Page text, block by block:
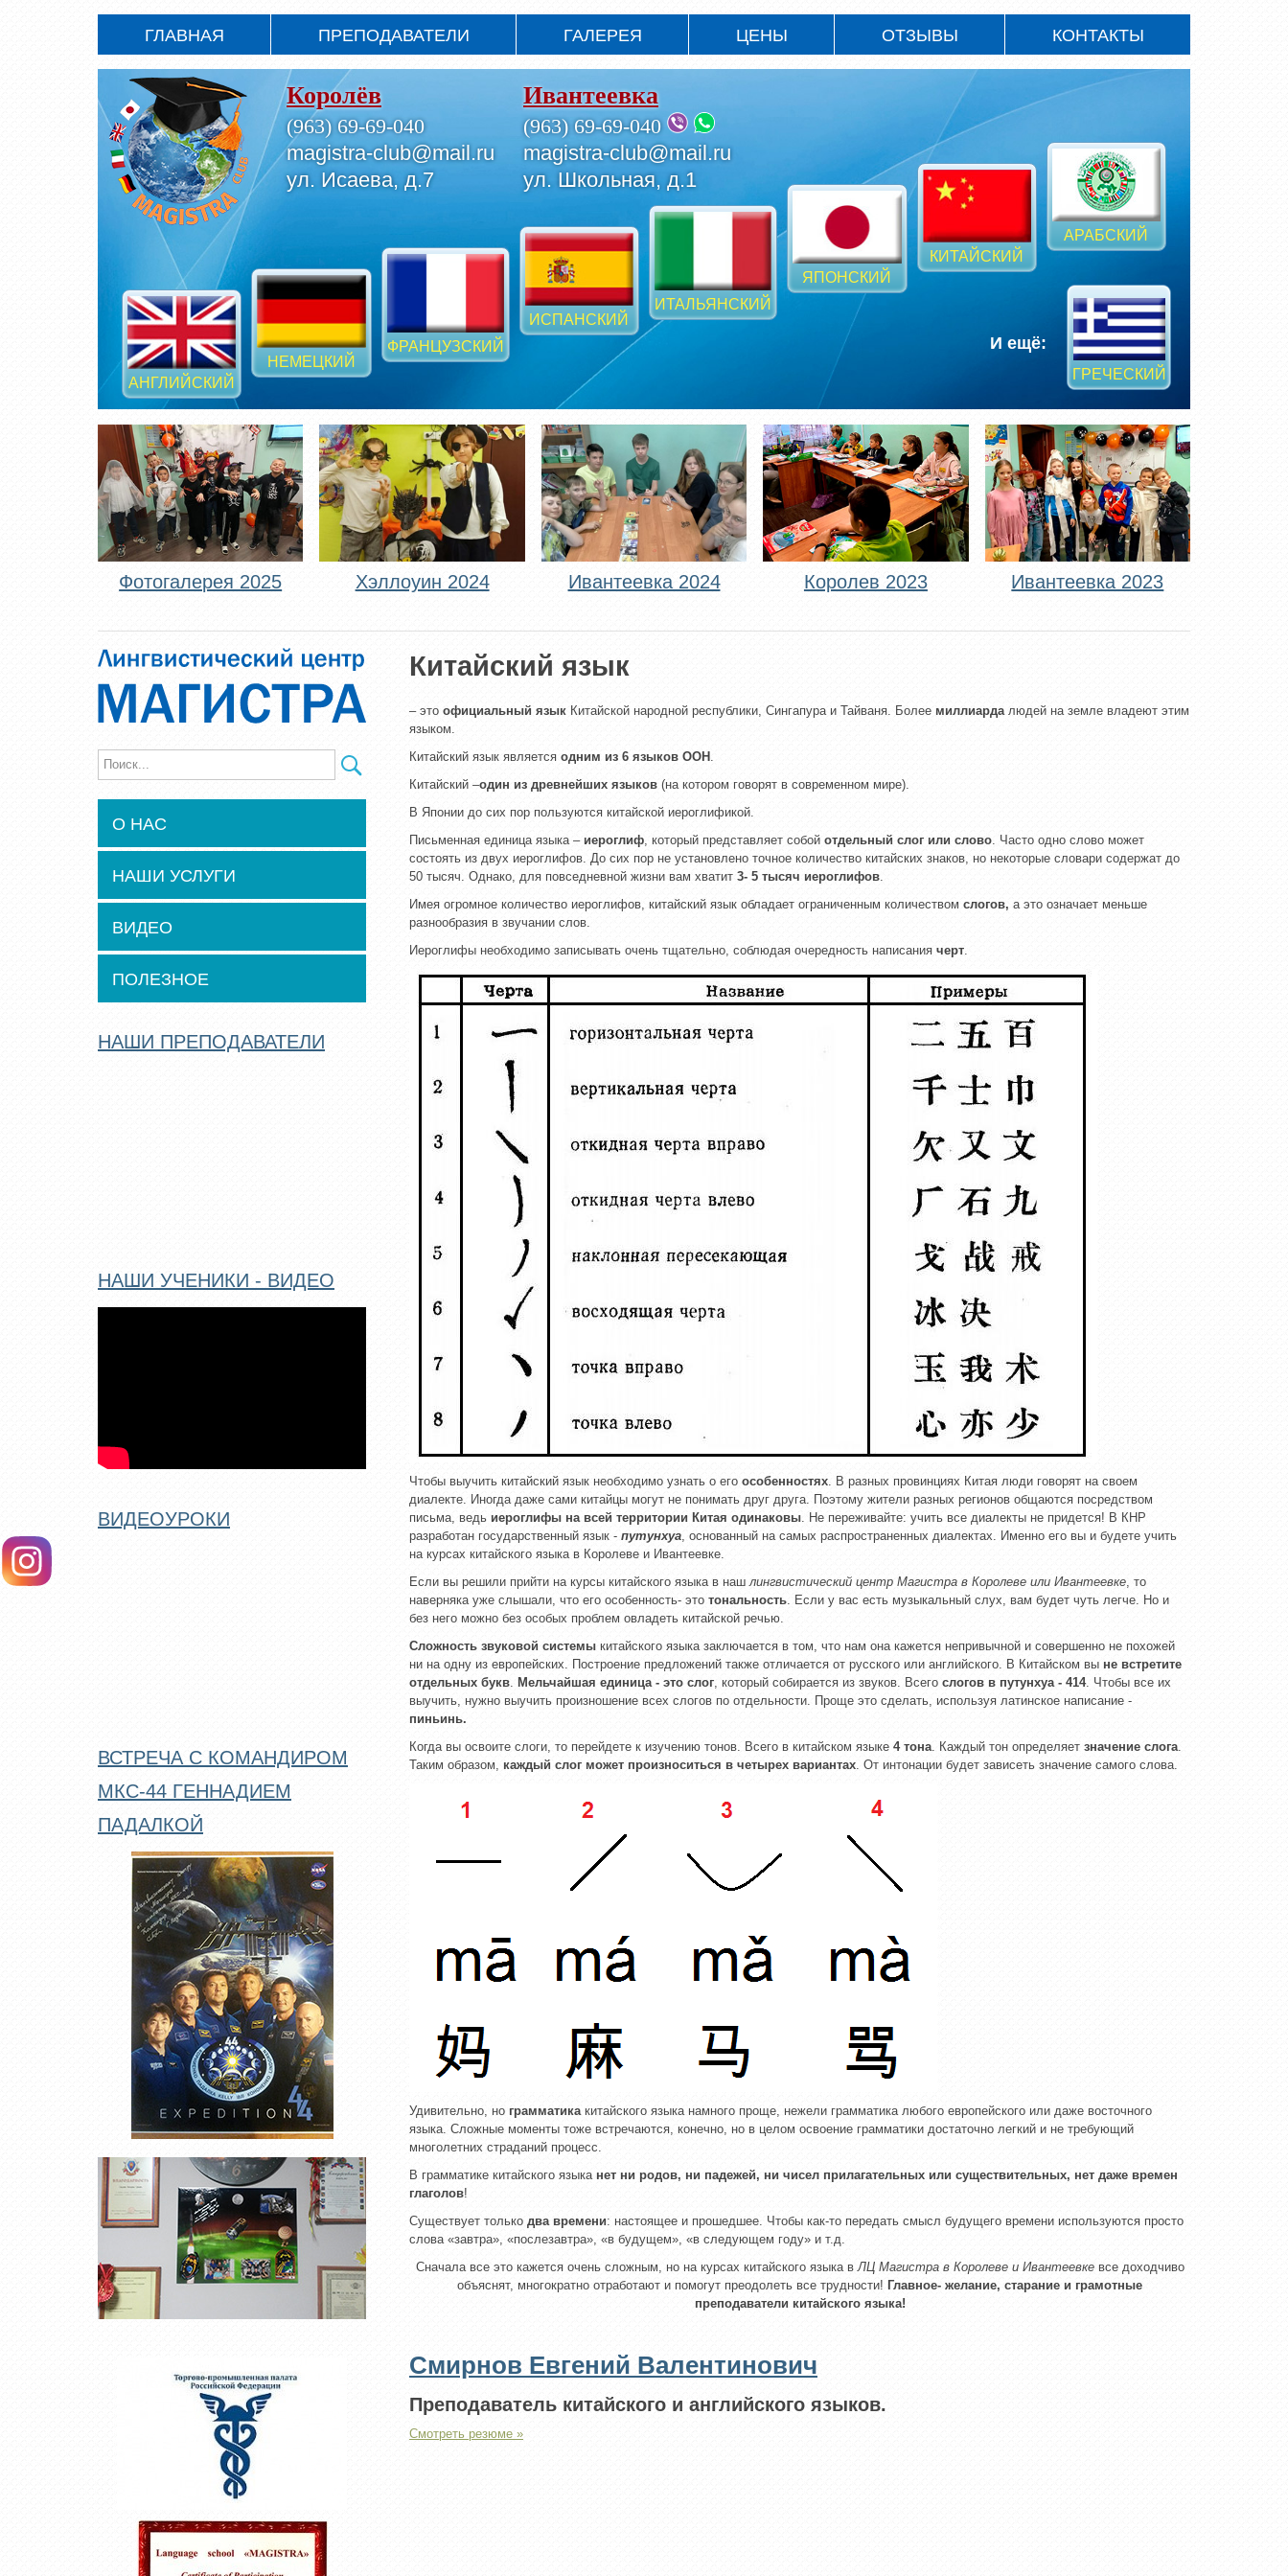
ГЛАВНАЯ ПРЕПОДАВАТЕЛИ ГАЛЕРЕЯ ЦЕНЫ ОТЗЫВЫ КОНТАКТЫ
АНГЛИЙСКИЙ
НЕМЕЦКИЙ
ФРАНЦУЗСКИЙ
ИСПАНСКИЙ
ИТАЛЬЯНСКИЙ
ЯПОНСКИЙ
КИТАЙСКИЙ
АРАБСКИЙ
И ещё:
ГРЕЧЕСКИЙ
Королёв
(963) 69-69-040
magistra-club@mail.ru
ул. Исаева, д.7
Ивантеевка
(963) 69-69-040
magistra-club@mail.ru
ул. Школьная, д.1
Фотогалерея 2025 Хэллоуин 2024 Ивантеевка 2024 Королев 2023 Ивантеевка 2023
Китайский язык
– это официальный язык Китайской народной республики, Сингапура и Тайваня. Более миллиарда людей на земле владеют этим
языком.
Китайский язык является одним из 6 языков ООН
Китайский –один из древнейших языков (на котором говорят в современном мире).
В Японии до сих пор пользуются китайской иероглификой.
Письменная единица языка – иероглиф , который представляет собой отдельный слог или слово . Часто одно слово может
состоять из двух иероглифов. До сих пор не установлено точное количество китайских знаков, но некоторые словари содержат до
50 тысяч. Однако, для повседневной жизни вам хватит 3- 5 тысяч иероглифов
Имея огромное количество иероглифов, китайский язык обладает ограниченным количеством слогов, а это означает меньше
разнообразия в звучании слов.
Иероглифы необходимо записывать очень тщательно, соблюдая очередность написания черт
Чтобы выучить китайский язык необходимо узнать о его особенностях . В разных провинциях Китая люди говорят на своем
диалекте. Иногда даже сами китайцы могут не понимать друг друга. Поэтому жители разных регионов общаются посредством
письма, ведь иероглифы на всей территории Китая одинаковы . Не переживайте: учить все диалекты не придется! В КНР
разработан государственный язык - путунхуа , основанный на самых распространенных диалектах. Именно его вы и будете учить
на курсах китайского языка в Королеве и Ивантеевке.
Если вы решили прийти на курсы китайского языка в наш лингвистический центр Магистра в Королеве или Ивантеевке , то
наверняка уже слышали, что его особенность- это тональность . Если у вас есть музыкальный слух, вам будет чуть легче. Но и
без него можно без особых проблем овладеть китайской речью.
Сложность звуковой системы китайского языка заключается в том, что нам она кажется непривычной и совершенно не похожей
ни на одну из европейских. Построение предложений также отличается от русского или английского. В Китайском вы не встретите
отдельных букв Мельчайшая единица - это слог , который собирается из звуков. Всего слогов в путунхуа - 414. Чтобы все их
выучить, нужно выучить произношение всех слогов по отдельности. Проще это сделать, используя латинское написание -
пиньинь.
Когда вы освоите слоги, то перейдете к изучению тонов. Всего в китайском языке 4 тона . Каждый тон определяет значение слога
Таким образом, каждый слог может произноситься в четырех вариантах . От интонации будет зависеть значение самого слова.
Удивительно, но грамматика китайского языка намного проще, нежели грамматика любого европейского или даже восточного
языка. Сложные моменты тоже встречаются, конечно, но в целом освоение грамматики достаточно легкий и не требующий
многолетних страданий процесс.
В грамматике китайского языка нет ни родов, ни падежей, ни чисел прилагательных или существительных, нет даже времен
глаголов!
Существует только два времени: настоящее и прошедшее. Чтобы как-то передать смысл будущего времени используются просто
слова «завтра», «послезавтра», «в будущем», «в следующем году» и т.д.
Сначала все это кажется очень сложным, но на курсах китайского языка в ЛЦ Магистра в Королеве и Ивантеевкевсе доходчиво
объяснят, многократно отработают и помогут преодолеть все трудности! Главное- желание, старание и грамотные
преподаватели китайского языка!
Смирнов Евгений Валентинович
Преподаватель китайского и английского языков.
Смотреть резюме »
О НАС
НАШИ УСЛУГИ
ВИДЕО
ПОЛЕЗНОЕ
НАШИ ПРЕПОДАВАТЕЛИ
НАШИ УЧЕНИКИ - ВИДЕО
ВИДЕОУРОКИ
ВСТРЕЧА С КОМАНДИРОМ
МКС-44 ГЕННАДИЕМ
ПАДАЛКОЙ